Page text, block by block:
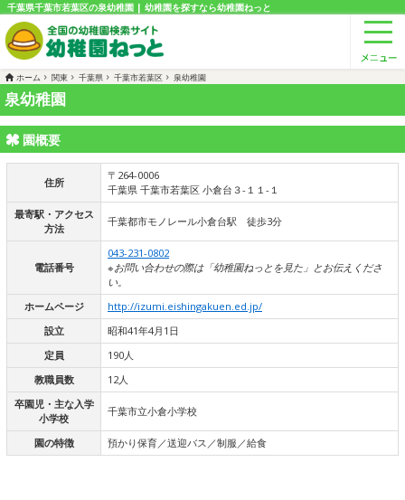
千葉県千葉市若葉区の泉幼稚園 | 幼稚園を探すなら幼稚園ねっと
ホーム 関東 千葉県 千葉市若葉区 泉幼稚園
泉幼稚園
園概要
住所
〒264-0006
千葉県 千葉市若葉区 小倉台３-１１-１
最寄駅・アクセス
方法
千葉都市モノレール小倉台駅 徒歩3分
電話番号
043-231-0802
※お問い合わせの際は「幼稚園ねっとを見た」とお伝えくださ
い。
ホームページ
http://izumi.eishingakuen.ed.jp/
設立
昭和41年4月1日
定員
190人
教職員数
12人
卒園児・主な入学
小学校
千葉市立小倉小学校
園の特徴 預かり保育／送迎バス／制服／給食